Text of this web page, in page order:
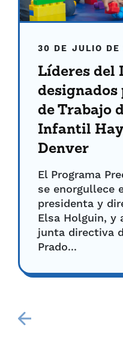
30 DE JULIO DE
Líderes del
designados
de Trabajo
Infantil
Denver
El Programa
se enorgullece
presidenta y
Elsa Holguin, y
junta directiva
Prado...